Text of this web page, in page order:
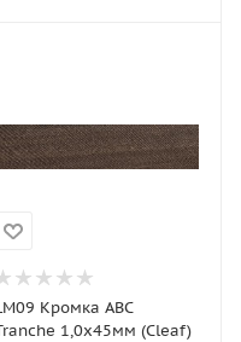
Кромка АВС
1,0х45мм (Cleaf)